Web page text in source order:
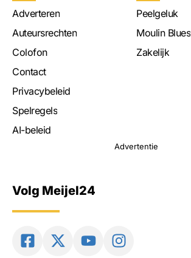
Adverteren
Auteursrechten
Colofon
Contact
Privacybeleid
Spelregels
AI-beleid
Peelgeluk
Moulin Blues
Zakelijk
Advertentie
Volg Meijel24